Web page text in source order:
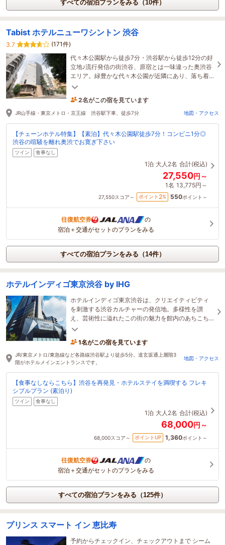
すべての宿泊プランをみる（10件）
Tabist ホテルニューワシントン 渋谷
3.7
(171件)
代々木公園駅から徒歩7分・渋谷駅から徒歩12分の好
立地♪流行発信の街渋谷、原宿とは一味違った奥渋谷
エリア。緑豊かな代々木公園が近隣にあり、落ち着
きのある静かな環境に立地しています！
2名がこの宿を見ています
JR山手線・東京メトロ・京王線 渋谷駅下車、徒歩7分 地図・アクセス
【チェーンホテル特集】【素泊】代々木公園駅徒歩7分！コンビニ1分◎
渋谷の喧騒を離れ奥渋でお寛ぎ下さい
ツイン 食事なし
1泊 大人2名 合計(税込)
27,550円～
1名 13,775円～
27,550スコア～ ポイント 2% 550ポイント～
往復航空券
の
宿泊＋交通がセットのプランをみる
すべての宿泊プランをみる（14件）
ホテルインディゴ東京渋谷 by IHG
ホテルインディゴ東京渋谷は、クリエイティビティ
を刺激する渋谷カルチャーの発信地。多様性を讃
え、芸術性に溢れたこの街の魅力を館内のあちこち
に散りばめ、アップデートされたホテル体験へと導
1名がこの宿を見ています
JR/東京メトロ/東急線など各路線渋谷駅より徒歩5分。道玄坂通上層階3
階がホテルメインエントランスです。
地図・アクセス
【食事なしならこちら】渋谷を再発見・ホテルステイを満喫する フレキ
シブルプラン (素泊り)
ツイン 食事なし
1泊 大人2名 合計(税込)
68,000円～
68,000スコア～ ポイントUP 1,360ポイント～
往復航空券
の
宿泊＋交通がセットのプランをみる
すべての宿泊プランをみる（125件）
プリンス スマート イン 恵比寿
予約からチェックイン、チェックアウトまで シーム